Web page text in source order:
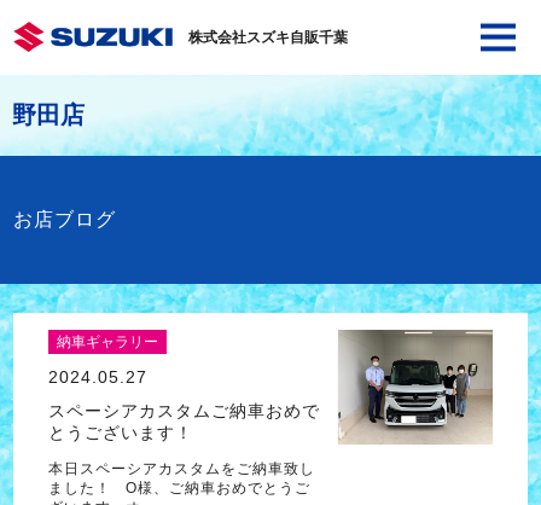
株式会社スズキ自販千葉
野田店
お店ブログ
納車ギャラリー
2024.05.27
スペーシアカスタムご納車おめで
とうございます！
本日スペーシアカスタムをご納車致し
ました！ O様、ご納車おめでとうご